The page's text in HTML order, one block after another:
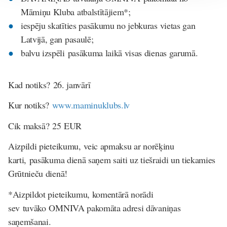
Māmiņu Kluba atbalstītājiem*;
iespēju skatīties pasākumu no jebkuras vietas gan
Latvijā, gan pasaulē;
balvu izspēli pasākuma laikā visas dienas garumā.
Kad notiks? 26. janvārī
Kur notiks? www.maminuklubs.lv
Cik maksā?25 EUR
Aizpildi pieteikumu, veic apmaksu ar norēķinu
karti, pasākuma dienā saņem saiti uz tiešraidi un tiekamies
Grūtnieču dienā!
*Aizpildot pieteikumu, komentārā norādi
sev tuvāko OMNIVA pakomāta adresi dāvaniņas
saņemšanai.